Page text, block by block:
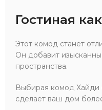
Гостиная
Этот комод станет
Он добавит
пространства.
Выбирая комод Хайди
сделает ваш дом